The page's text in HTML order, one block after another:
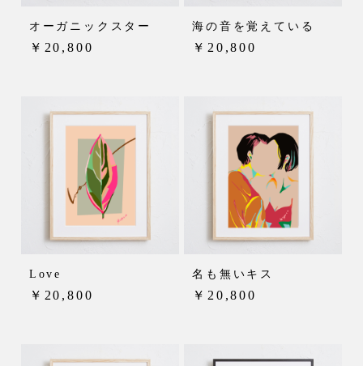
オーガニックスター
￥20,800
海の音を覚えている
￥20,800
Love
￥20,800
名も無いキス
￥20,800